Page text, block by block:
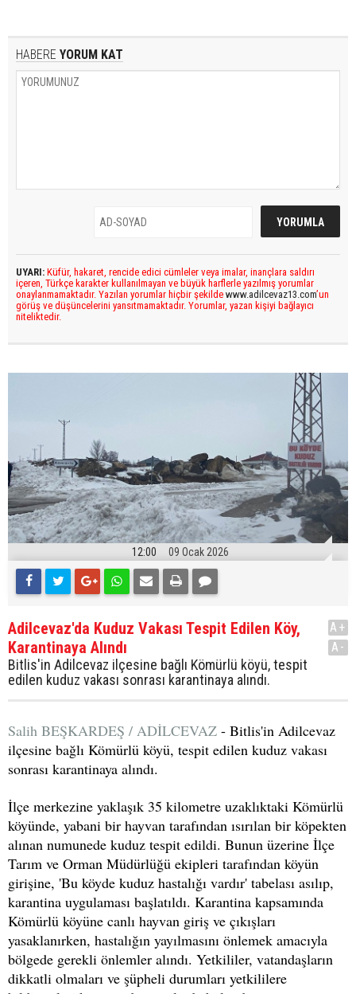
HABERE YORUM KAT
UYARI: Küfür, hakaret, rencide edici cümleler veya imalar, inançlara saldırı
içeren, Türkçe karakter kullanılmayan ve büyük harflerle yazılmış yorumlar
onaylanmamaktadır. Yazılan yorumlar hiçbir şekilde www.adilcevaz13.com’un
görüş ve düşüncelerini yansıtmamaktadır. Yorumlar, yazan kişiyi bağlayıcı
niteliktedir.
12:00 09 Ocak 2026
Adilcevaz'da Kuduz Vakası Tespit Edilen Köy,
Karantinaya Alındı
Bitlis'in Adilcevaz ilçesine bağlı Kömürlü köyü, tespit
edilen kuduz vakası sonrası karantinaya alındı.
A+
A-
Salih BEŞKARDEŞ / ADİLCEVAZ - Bitlis'in Adilcevaz
ilçesine bağlı Kömürlü köyü, tespit edilen kuduz vakası
sonrası karantinaya alındı.
İlçe merkezine yaklaşık 35 kilometre uzaklıktaki Kömürlü
köyünde, yabani bir hayvan tarafından ısırılan bir köpekten
alınan numunede kuduz tespit edildi. Bunun üzerine İlçe
Tarım ve Orman Müdürlüğü ekipleri tarafından köyün
girişine, 'Bu köyde kuduz hastalığı vardır' tabelası asılıp,
karantina uygulaması başlatıldı. Karantina kapsamında
Kömürlü köyüne canlı hayvan giriş ve çıkışları
yasaklanırken, hastalığın yayılmasını önlemek amacıyla
bölgede gerekli önlemler alındı. Yetkililer, vatandaşların
dikkatli olmaları ve şüpheli durumları yetkililere